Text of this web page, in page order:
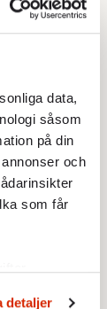
data,
såsom
på din
och
som får
detaljer
Bildning
bli allt
har
är
på